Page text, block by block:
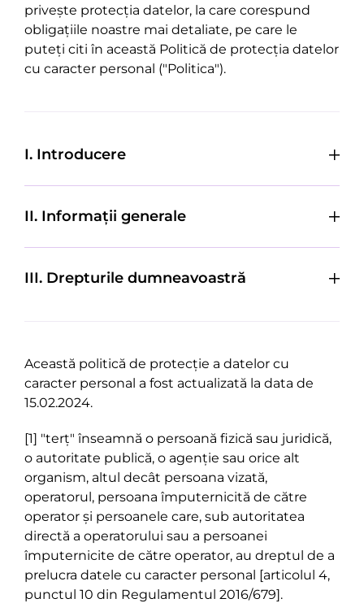
privește protecția datelor, la care corespund
obligațiile noastre mai detaliate, pe care le
puteți citi în această Politică de protecția datelor
cu caracter personal ("Politica").
I. Introducere
II. Informații generale
III. Drepturile dumneavoastră
Această politică de protecție a datelor cu
caracter personal a fost actualizată la data de
15.02.2024.
[1] "terț" înseamnă o persoană fizică sau juridică,
o autoritate publică, o agenție sau orice alt
organism, altul decât persoana vizată,
operatorul, persoana împuternicită de către
operator și persoanele care, sub autoritatea
directă a operatorului sau a persoanei
împuternicite de către operator, au dreptul de a
prelucra datele cu caracter personal [articolul 4,
punctul 10 din Regulamentul 2016/679].